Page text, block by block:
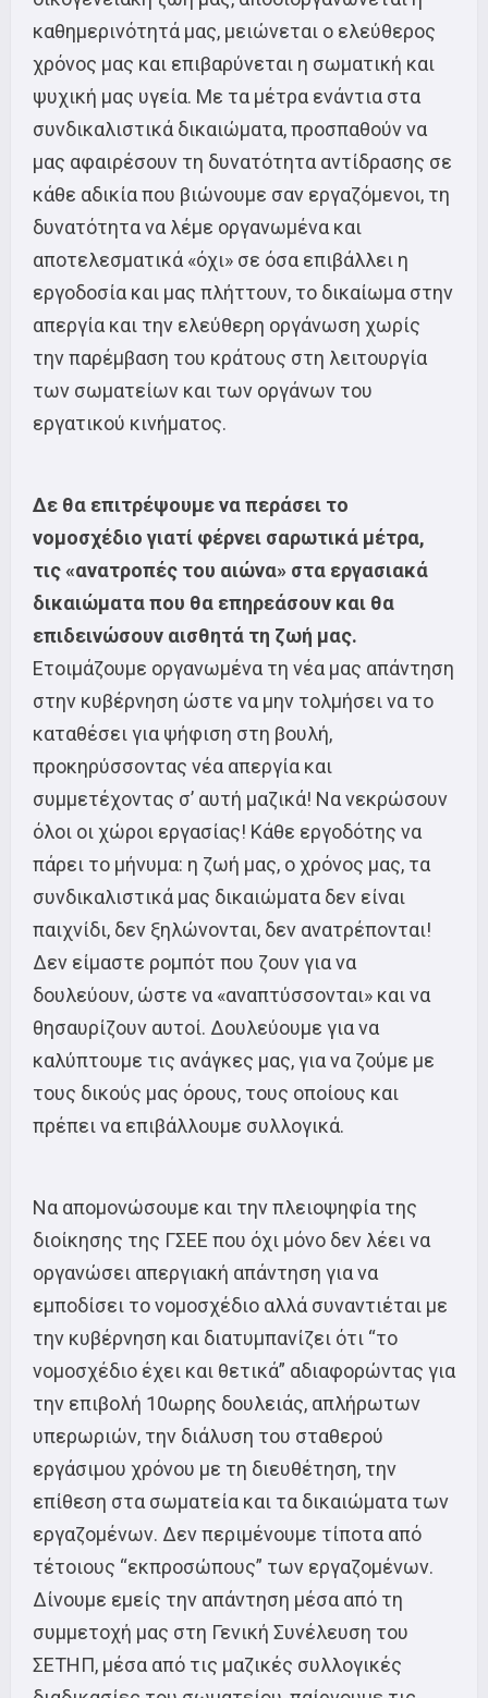
καθημερινότητά μας, μειώνεται ο ελεύθερος
χρόνος μας και επιβαρύνεται η σωματική και
ψυχική μας υγεία. Με τα μέτρα ενάντια στα
συνδικαλιστικά δικαιώματα, προσπαθούν να
μας αφαιρέσουν τη δυνατότητα αντίδρασης σε
κάθε αδικία που βιώνουμε σαν εργαζόμενοι, τη
δυνατότητα να λέμε οργανωμένα και
αποτελεσματικά «όχι» σε όσα επιβάλλει η
εργοδοσία και μας πλήττουν, το δικαίωμα στην
απεργία και την ελεύθερη οργάνωση χωρίς
την παρέμβαση του κράτους στη λειτουργία
των σωματείων και των οργάνων του
εργατικού κινήματος.
Δε θα επιτρέψουμε να περάσει το
νομοσχέδιο γιατί φέρνει σαρωτικά μέτρα,
τις «ανατροπές του αιώνα» στα εργασιακά
δικαιώματα που θα επηρεάσουν και θα
επιδεινώσουν αισθητά τη ζωή μας.
Ετοιμάζουμε οργανωμένα τη νέα μας απάντηση
στην κυβέρνηση ώστε να μην τολμήσει να το
καταθέσει για ψήφιση στη βουλή,
προκηρύσσοντας νέα απεργία και
συμμετέχοντας σ’ αυτή μαζικά! Να νεκρώσουν
όλοι οι χώροι εργασίας! Κάθε εργοδότης να
πάρει το μήνυμα: η ζωή μας, ο χρόνος μας, τα
συνδικαλιστικά μας δικαιώματα δεν είναι
παιχνίδι, δεν ξηλώνονται, δεν ανατρέπονται!
Δεν είμαστε ρομπότ που ζουν για να
δουλεύουν, ώστε να «αναπτύσσονται» και να
θησαυρίζουν αυτοί. Δουλεύουμε για να
καλύπτουμε τις ανάγκες μας, για να ζούμε με
τους δικούς μας όρους, τους οποίους και
πρέπει να επιβάλλουμε συλλογικά.
Να απομονώσουμε και την πλειοψηφία της
διοίκησης της ΓΣΕΕ που όχι μόνο δεν λέει να
οργανώσει απεργιακή απάντηση για να
εμποδίσει το νομοσχέδιο αλλά συναντιέται με
την κυβέρνηση και διατυμπανίζει ότι “το
νομοσχέδιο έχει και θετικά” αδιαφορώντας για
την επιβολή 10ωρης δουλειάς, απλήρωτων
υπερωριών, την διάλυση του σταθερού
εργάσιμου χρόνου με τη διευθέτηση, την
επίθεση στα σωματεία και τα δικαιώματα των
εργαζομένων. Δεν περιμένουμε τίποτα από
τέτοιους “εκπροσώπους” των εργαζομένων.
Δίνουμε εμείς την απάντηση μέσα από τη
συμμετοχή μας στη Γενική Συνέλευση του
ΣΕΤΗΠ, μέσα από τις μαζικές συλλογικές